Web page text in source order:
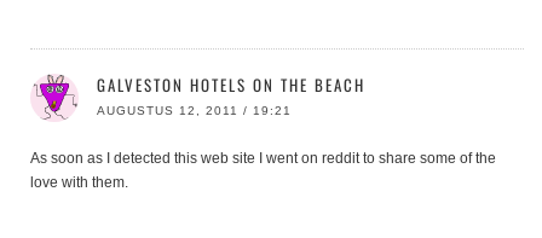
GALVESTON HOTELS ON THE BEACH
AUGUSTUS 12, 2011 / 19:21
As soon as I detected this web site I went on reddit to share some of the
love with them.